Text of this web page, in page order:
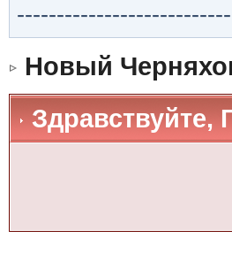
Новый
Здравствуйте,